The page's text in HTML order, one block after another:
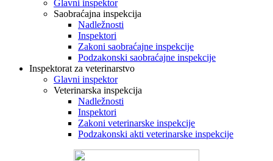
Glavni inspektor
Saobraćajna inspekcija
Nadležnosti
Inspektori
Zakoni saobraćajne inspekcije
Podzakonski saobraćajne inspekcije
Inspektorat za veterinarstvo
Glavni inspektor
Veterinarska inspekcija
Nadležnosti
Inspektori
Zakoni veterinarske inspekcije
Podzakonski akti veterinarske inspekcije